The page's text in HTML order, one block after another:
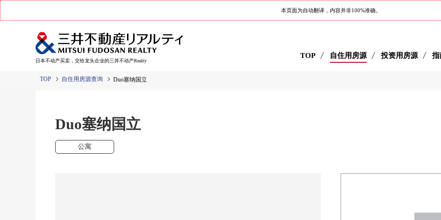
本页面为自动翻译，内容并非100%准确。
日本不动产买卖，交给龙头企业的三井不动产Realty
TOP 自住用房源 投资用房源 指
TOP 自住用房源查询 Duo塞纳国立
Duo塞纳国立
公寓